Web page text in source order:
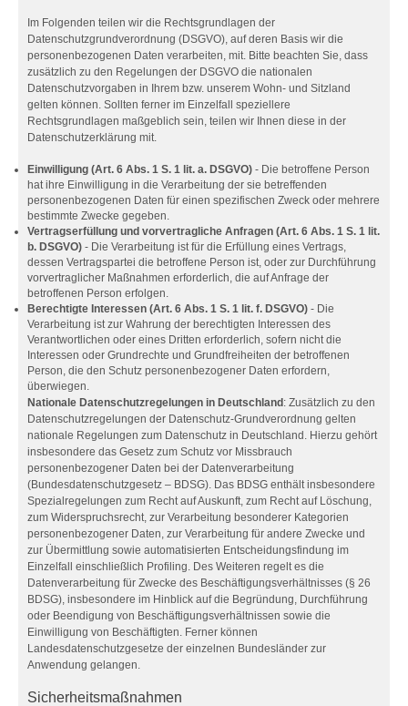
Im Folgenden teilen wir die Rechtsgrundlagen der
Datenschutzgrundverordnung (DSGVO), auf deren Basis wir die
personenbezogenen Daten verarbeiten, mit. Bitte beachten Sie, dass
zusätzlich zu den Regelungen der DSGVO die nationalen
Datenschutzvorgaben in Ihrem bzw. unserem Wohn- und Sitzland
gelten können. Sollten ferner im Einzelfall speziellere
Rechtsgrundlagen maßgeblich sein, teilen wir Ihnen diese in der
Datenschutzerklärung mit.
Einwilligung (Art. 6 Abs. 1 S. 1 lit. a. DSGVO) - Die betroffene Person
hat ihre Einwilligung in die Verarbeitung der sie betreffenden
personenbezogenen Daten für einen spezifischen Zweck oder mehrere
bestimmte Zwecke gegeben.
Vertragserfüllung und vorvertragliche Anfragen (Art. 6 Abs. 1 S. 1 lit.
b. DSGVO) - Die Verarbeitung ist für die Erfüllung eines Vertrags,
dessen Vertragspartei die betroffene Person ist, oder zur Durchführung
vorvertraglicher Maßnahmen erforderlich, die auf Anfrage der
betroffenen Person erfolgen.
Berechtigte Interessen (Art. 6 Abs. 1 S. 1 lit. f. DSGVO) - Die
Verarbeitung ist zur Wahrung der berechtigten Interessen des
Verantwortlichen oder eines Dritten erforderlich, sofern nicht die
Interessen oder Grundrechte und Grundfreiheiten der betroffenen
Person, die den Schutz personenbezogener Daten erfordern,
überwiegen.
Nationale Datenschutzregelungen in Deutschland : Zusätzlich zu den
Datenschutzregelungen der Datenschutz-Grundverordnung gelten
nationale Regelungen zum Datenschutz in Deutschland. Hierzu gehört
insbesondere das Gesetz zum Schutz vor Missbrauch
personenbezogener Daten bei der Datenverarbeitung
(Bundesdatenschutzgesetz – BDSG). Das BDSG enthält insbesondere
Spezialregelungen zum Recht auf Auskunft, zum Recht auf Löschung,
zum Widerspruchsrecht, zur Verarbeitung besonderer Kategorien
personenbezogener Daten, zur Verarbeitung für andere Zwecke und
zur Übermittlung sowie automatisierten Entscheidungsfindung im
Einzelfall einschließlich Profiling. Des Weiteren regelt es die
Datenverarbeitung für Zwecke des Beschäftigungsverhältnisses (§ 26
BDSG), insbesondere im Hinblick auf die Begründung, Durchführung
oder Beendigung von Beschäftigungsverhältnissen sowie die
Einwilligung von Beschäftigten. Ferner können
Landesdatenschutzgesetze der einzelnen Bundesländer zur
Anwendung gelangen.
Sicherheitsmaßnahmen